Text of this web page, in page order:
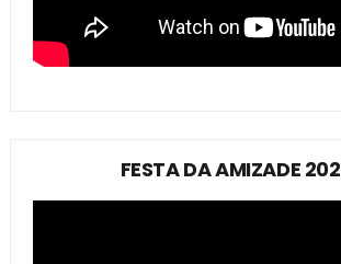
FESTA DA AMIZADE